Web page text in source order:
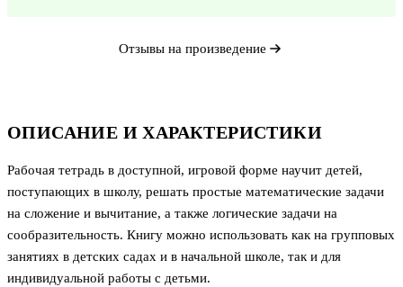
ОПИСАНИЕ И ХАРАКТЕРИСТИКИ
Рабочая тетрадь в доступной, игровой форме научит детей,
поступающих в школу, решать простые математические задачи
на сложение и вычитание, а также логические задачи на
сообразительность. Книгу можно использовать как на групповых
занятиях в детских садах и в начальной школе, так и для
индивидуальной работы с детьми.
Отзывы на произведение